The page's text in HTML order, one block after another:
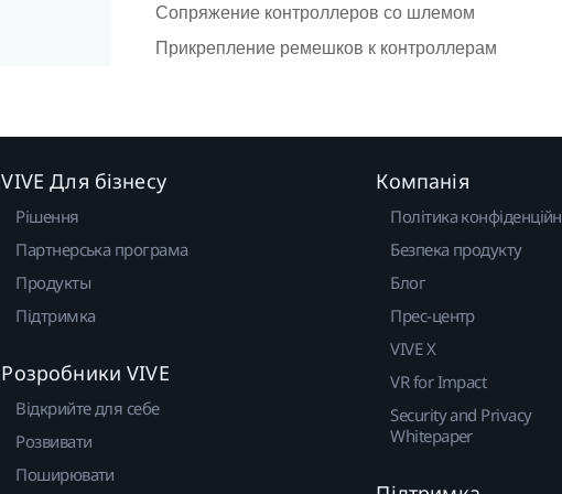
Сопряжение контроллеров со шлемом
Прикрепление ремешков к контроллерам
VIVE Для бізнесу
Рішення
Партнерська програма
Продукты
Підтримка
Розробники VIVE
Відкрийте для себе
Розвивати
Поширювати
Компанія
Політика
Безпека продукту
Блог
Прес-центр
VIVE X
VR for Impact
Security and Privacy
Whitepaper